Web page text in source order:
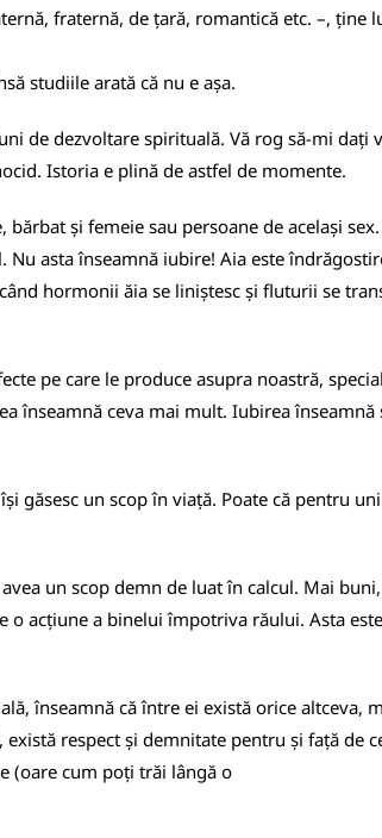
fraternă, de țară, romantică etc. –, ține
studiile arată că nu e așa.
de dezvoltare spirituală. Vă rog să-mi dați
Istoria e plină de astfel de momente.
și femeie sau persoane de același
asta înseamnă iubire! Aia este
hormonii ăia se liniștesc și fluturii se
pe care le produce asupra noastră,
ceva mai mult. Iubirea înseamnă
găsesc un scop în viață. Poate că pentru
un scop demn de luat în calcul. Mai
o acțiune a binelui împotriva răului. Asta
înseamnă că între ei există orice altceva,
respect și demnitate pentru și față de
(oare cum poți trăi lângă o